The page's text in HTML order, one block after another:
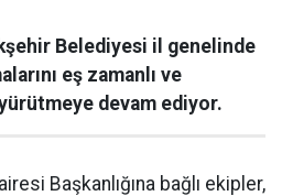
Belediyesi il genelinde
eş zamanlı ve
devam ediyor.
Başkanlığına bağlı ekipler,